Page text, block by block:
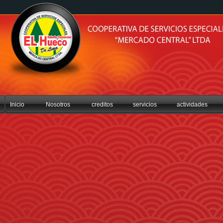
Inicio Nosotros creditos servicios actividades